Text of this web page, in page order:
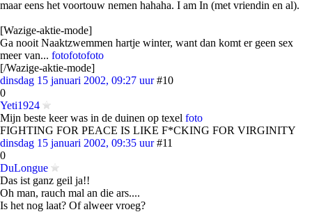
maar eens het voortouw nemen hahaha. I am In (met vriendin en al).
[Wazige-aktie-mode]
Ga nooit Naaktzwemmen hartje winter, want dan komt er geen sex
meer van... fotofotofoto
[/Wazige-aktie-mode]
dinsdag 15 januari 2002, 09:27 uur #10
0
Yeti1924
Mijn beste keer was in de duinen op texel foto
FIGHTING FOR PEACE IS LIKE F*CKING FOR VIRGINITY
dinsdag 15 januari 2002, 09:35 uur #11
0
DuLongue
Das ist ganz geil ja!!
Oh man, rauch mal an die ars....
Is het nog laat? Of alweer vroeg?